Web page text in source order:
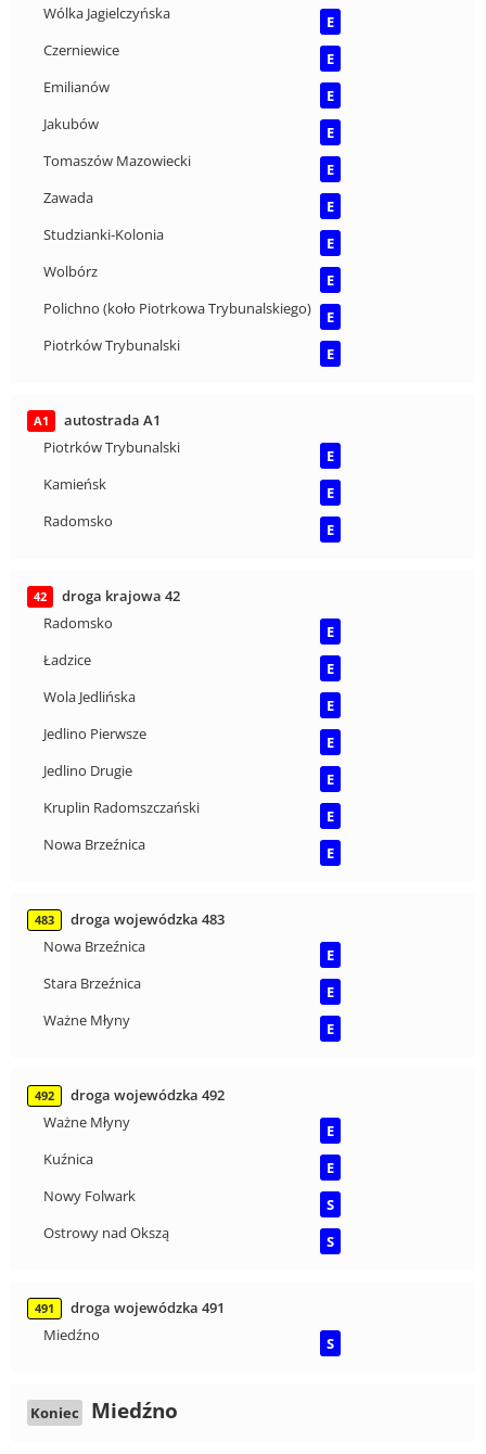
Wólka Jagielczyńska
E
Czerniewice
E
Emilianów
E
Jakubów
E
Tomaszów Mazowiecki
E
Zawada
E
Studzianki-Kolonia
E
Wolbórz
E
Polichno (koło Piotrkowa Trybunalskiego)
E
Piotrków Trybunalski
E
A1
autostrada A1
Piotrków Trybunalski
E
Kamieńsk
E
Radomsko
E
42
droga krajowa 42
Radomsko
E
Ładzice
E
Wola Jedlińska
E
Jedlino Pierwsze
E
Jedlino Drugie
E
Kruplin Radomszczański
E
Nowa Brzeźnica
E
483
droga wojewódzka 483
Nowa Brzeźnica
E
Stara Brzeźnica
E
Ważne Młyny
E
492
droga wojewódzka 492
Ważne Młyny
E
Kuźnica
E
Nowy Folwark
S
Ostrowy nad Okszą
S
491
droga wojewódzka 491
Miedźno
S
Koniec Miedźno